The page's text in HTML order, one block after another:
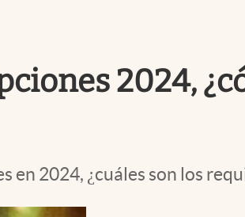
2024,
2024, ¿cuáles son los